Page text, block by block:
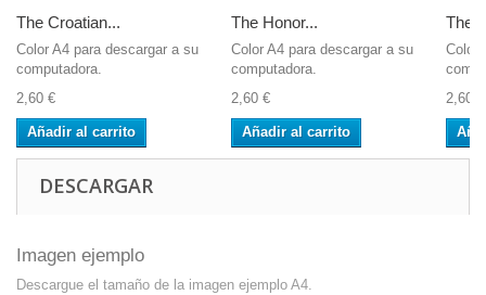
The Croatian...
Color A4 para descargar a su
computadora.
2,60 €
Añadir al carrito
The Honor...
Color A4 para descargar a su
computadora.
2,60 €
Añadir al carrito
The
Color
2,60 €
DESCARGAR
Imagen ejemplo
Descargue el tamaño de la imagen ejemplo A4.